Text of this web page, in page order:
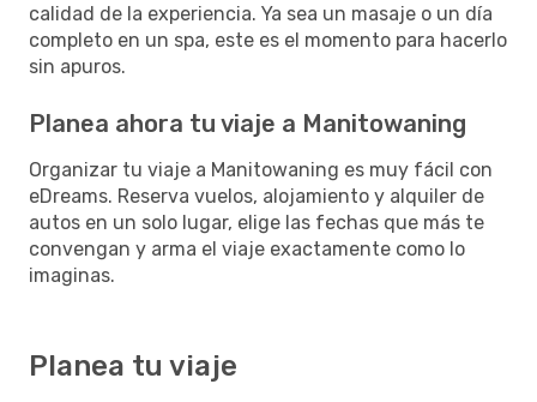
calidad de la experiencia. Ya sea un masaje o un día
completo en un spa, este es el momento para hacerlo
sin apuros.
Planea ahora tu viaje a Manitowaning
Organizar tu viaje a Manitowaning es muy fácil con
eDreams. Reserva vuelos, alojamiento y alquiler de
autos en un solo lugar, elige las fechas que más te
convengan y arma el viaje exactamente como lo
imaginas.
Planea tu viaje